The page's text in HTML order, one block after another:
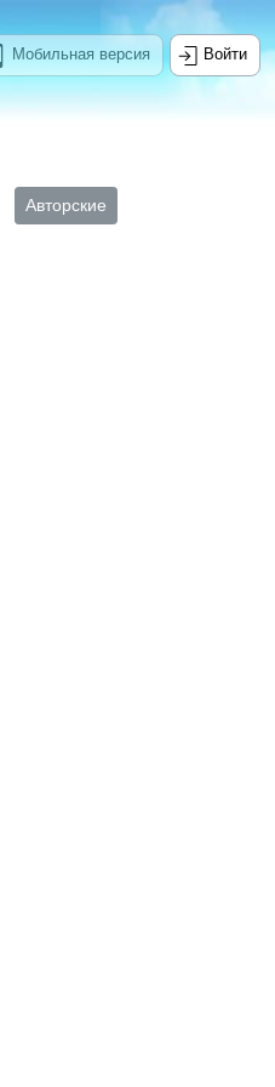
Мобильная версия Войти
Авторские